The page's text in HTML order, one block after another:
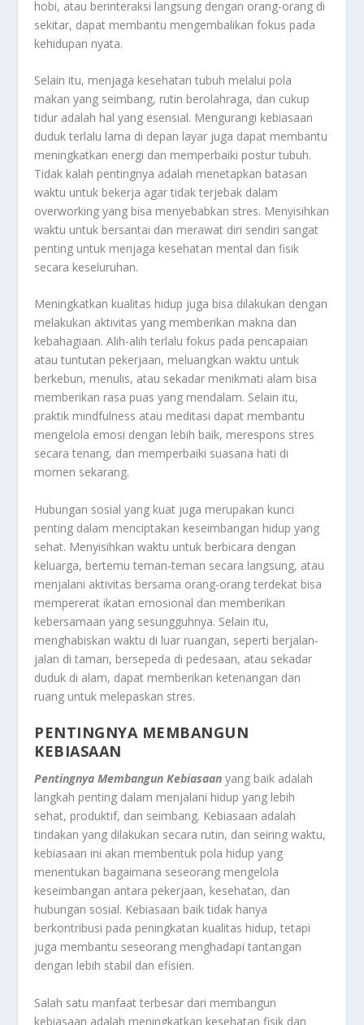
hobi, atau berinteraksi langsung dengan orang-orang di
sekitar, dapat membantu mengembalikan fokus pada
kehidupan nyata.
Selain itu, menjaga kesehatan tubuh melalui pola
makan yang seimbang, rutin berolahraga, dan cukup
tidur adalah hal yang esensial. Mengurangi kebiasaan
duduk terlalu lama di depan layar juga dapat membantu
meningkatkan energi dan memperbaiki postur tubuh.
Tidak kalah pentingnya adalah menetapkan batasan
waktu untuk bekerja agar tidak terjebak dalam
overworking yang bisa menyebabkan stres. Menyisihkan
waktu untuk bersantai dan merawat diri sendiri sangat
penting untuk menjaga kesehatan mental dan fisik
secara keseluruhan.
Meningkatkan kualitas hidup juga bisa dilakukan dengan
melakukan aktivitas yang memberikan makna dan
kebahagiaan. Alih-alih terlalu fokus pada pencapaian
atau tuntutan pekerjaan, meluangkan waktu untuk
berkebun, menulis, atau sekadar menikmati alam bisa
memberikan rasa puas yang mendalam. Selain itu,
praktik mindfulness atau meditasi dapat membantu
mengelola emosi dengan lebih baik, merespons stres
secara tenang, dan memperbaiki suasana hati di
momen sekarang.
Hubungan sosial yang kuat juga merupakan kunci
penting dalam menciptakan keseimbangan hidup yang
sehat. Menyisihkan waktu untuk berbicara dengan
keluarga, bertemu teman-teman secara langsung, atau
menjalani aktivitas bersama orang-orang terdekat bisa
mempererat ikatan emosional dan memberikan
kebersamaan yang sesungguhnya. Selain itu,
menghabiskan waktu di luar ruangan, seperti berjalan-
jalan di taman, bersepeda di pedesaan, atau sekadar
duduk di alam, dapat memberikan ketenangan dan
ruang untuk melepaskan stres.
PENTINGNYA MEMBANGUN
KEBIASAAN
Pentingnya Membangun Kebiasaan yang baik adalah
langkah penting dalam menjalani hidup yang lebih
sehat, produktif, dan seimbang. Kebiasaan adalah
tindakan yang dilakukan secara rutin, dan seiring waktu,
kebiasaan ini akan membentuk pola hidup yang
menentukan bagaimana seseorang mengelola
keseimbangan antara pekerjaan, kesehatan, dan
hubungan sosial. Kebiasaan baik tidak hanya
berkontribusi pada peningkatan kualitas hidup, tetapi
juga membantu seseorang menghadapi tantangan
dengan lebih stabil dan efisien.
Salah satu manfaat terbesar dari membangun
kebiasaan adalah meningkatkan kesehatan fisik dan